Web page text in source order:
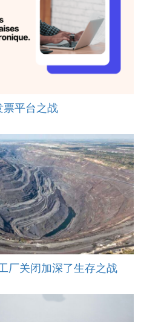
票平台之战
厂关闭加深了生存之战